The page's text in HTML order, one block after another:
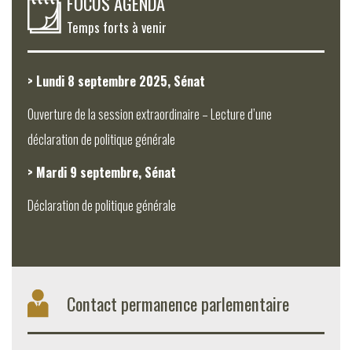
Temps forts à venir
> Lundi 8 septembre 2025, Sénat
Ouverture de la session extraordinaire – Lecture d’une
déclaration de politique générale
> Mardi 9 septembre, Sénat
Déclaration de politique générale
Contact permanence parlementaire